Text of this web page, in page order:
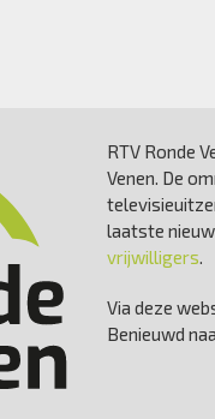
RTV Ronde
Venen. De
laatste
vrijwilligers.
Via deze
Benieuwd